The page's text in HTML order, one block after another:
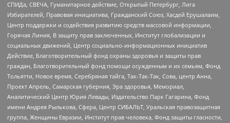
СПИДа, СВЕЧА, Гуманитарное действие, Открытый Петербург, Лига
Избирателей, Правовая инициатива, Гражданский Союз, Хасдей Ерушалаим,
Центр поддержки и содействия развитию средств массовой информации,
Горячая Линия, В защиту прав заключенных, Институт глобализации и
социальных движений, Центр социально-информационных инициатив
Действие, Благотворительный фонд охраны здоровья и защиты прав
граждан, Благотворительный фонд помощи осужденным и их семьям, Фонд
Тольятти, Новое время, Серебряная тайга, Так-Так-Так, Сова, центр Анна,
Проект Апрель, Самарская губерния, Эра здоровья, Мемориал,
Аналитический Центр Юрия Левады, Издательство Парк Гагарина, Фонд
имени Андрея Рылькова, Сфера, Центр СИБАЛЬТ, Уральская правозащитная
группа, Женщины Евразии, Институт прав человека, Фонд защиты гласности,